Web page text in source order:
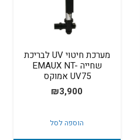
מערכת חיטוי UV לבריכת
שחייה EMAUX NT-
UV75 אמוקס
₪3,900
הוספה לסל